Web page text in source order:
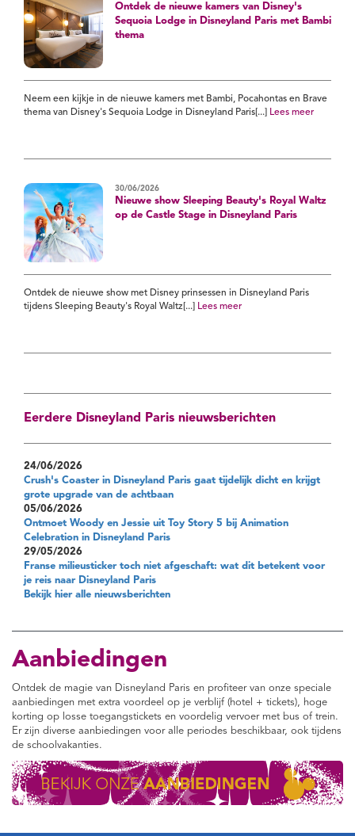
Ontdek de nieuwe kamers van Disney's
Sequoia Lodge in Disneyland Paris met Bambi
thema
Neem een kijkje in de nieuwe kamers met Bambi, Pocahontas en Brave
thema van Disney's Sequoia Lodge in Disneyland Paris[...]
Lees meer
30/06/2026
Nieuwe show Sleeping Beauty's Royal Waltz
op de Castle Stage in Disneyland Paris
Ontdek de nieuwe show met Disney prinsessen in Disneyland Paris
tijdens Sleeping Beauty's Royal Waltz[...]
Lees meer
Eerdere Disneyland Paris nieuwsberichten
24/06/2026
Crush's Coaster in Disneyland Paris gaat tijdelijk dicht en krijgt
grote upgrade van de achtbaan
05/06/2026
Ontmoet Woody en Jessie uit Toy Story 5 bij Animation
Celebration in Disneyland Paris
29/05/2026
Franse milieusticker toch niet afgeschaft: wat dit betekent voor
je reis naar Disneyland Paris
Bekijk hier alle nieuwsberichten
Aanbiedingen
Ontdek de magie van Disneyland Paris en profiteer van onze speciale
aanbiedingen met extra voordeel op je verblijf (hotel + tickets), hoge
korting op losse toegangstickets en voordelig vervoer met bus of trein.
Er zijn diverse aanbiedingen voor alle periodes beschikbaar, ook tijdens
de schoolvakanties.